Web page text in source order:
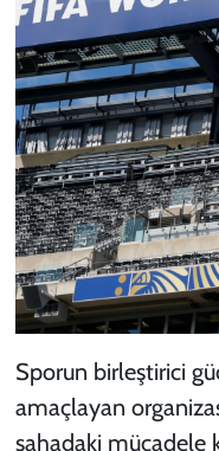
Sporun birleştirici
amaçlayan
sahadaki mücadele